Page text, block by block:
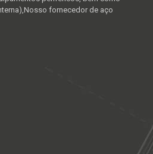
fornecedor de aço